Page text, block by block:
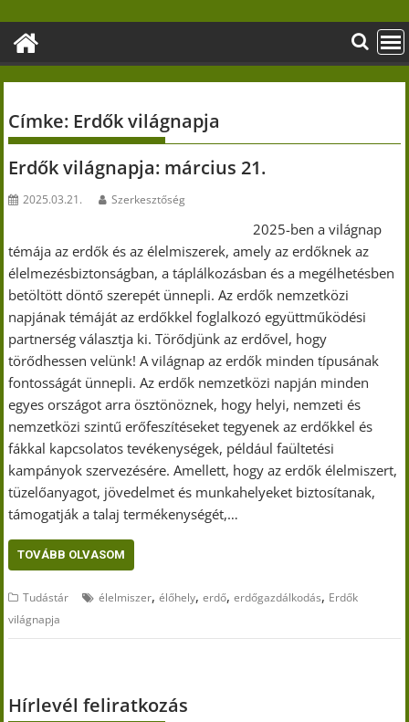
content
Címke: Erdők világnapja
Erdők világnapja: március 21.
2025.03.21. Szerkesztőség
2025-ben a világnap
témája az erdők és az élelmiszerek, amely az erdőknek az
élelmezésbiztonságban, a táplálkozásban és a megélhetésben
betöltött döntő szerepét ünnepli. Az erdők nemzetközi
napjának témáját az erdőkkel foglalkozó együttműködési
partnerség választja ki. Törődjünk az erdővel, hogy
törődhessen velünk! A világnap az erdők minden típusának
fontosságát ünnepli. Az erdők nemzetközi napján minden
egyes országot arra ösztönöznek, hogy helyi, nemzeti és
nemzetközi szintű erőfeszítéseket tegyenek az erdőkkel és
fákkal kapcsolatos tevékenységek, például faültetési
kampányok szervezésére. Amellett, hogy az erdők élelmiszert,
tüzelőanyagot, jövedelmet és munkahelyeket biztosítanak,
támogatják a talaj termékenységét,…
TOVÁBB OLVASOM
Tudástár élelmiszer,élőhely,erdő,erdőgazdálkodás, Erdők
világnapja
Hírlevél feliratkozás